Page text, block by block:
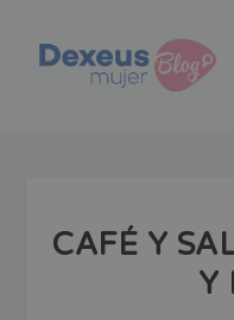
CAFÉ Y
Y